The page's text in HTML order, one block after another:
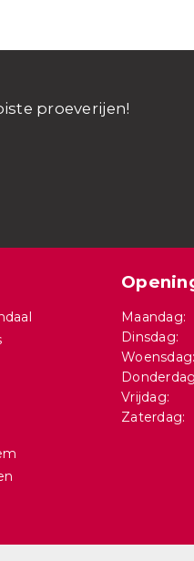
proeverijen!
Maandag:
Dinsdag:
Woensdag:
Vrijdag:
Zaterdag: